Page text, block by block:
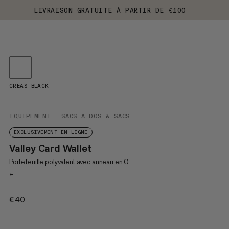
LIVRAISON GRATUITE À PARTIR DE €100
ÉQUIPEMENT SACS À DOS & SACS
EXCLUSIVEMENT EN LIGNE
Valley Card Wallet
Portefeuille polyvalent avec anneau en O
+
€40
CREAS BLACK